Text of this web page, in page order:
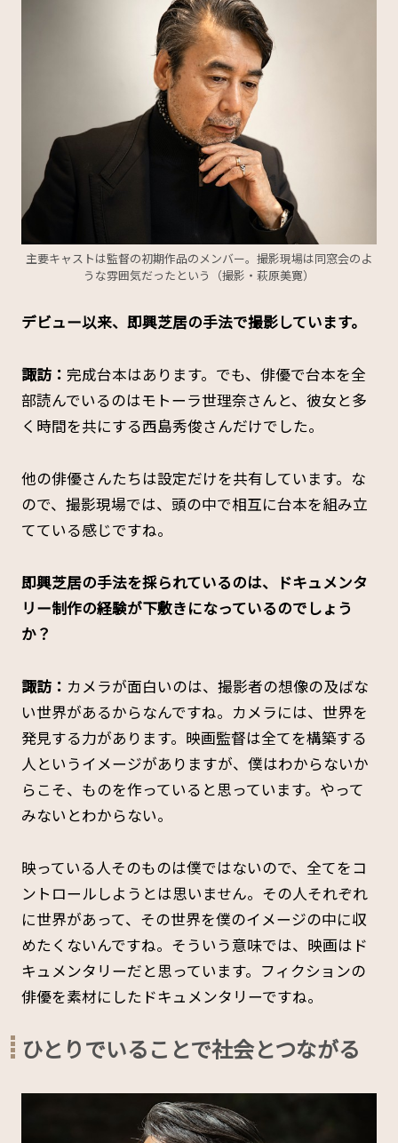
主要キャストは監督の初期作品のメンバー。撮影現場は同窓会のよ
うな雰囲気だったという（撮影・萩原美寛）
――デビュー以来、即興芝居の手法で撮影しています。
諏訪： 完成台本はあります。でも、俳優で台本を全
部読んでいるのはモトーラ世理奈さんと、彼女と多
く時間を共にする西島秀俊さんだけでした。
他の俳優さんたちは設定だけを共有しています。な
ので、撮影現場では、頭の中で相互に台本を組み立
てている感じですね。
――即興芝居の手法を採られているのは、ドキュメンタ
リー制作の経験が下敷きになっているのでしょう
か？
諏訪： カメラが面白いのは、撮影者の想像の及ばな
い世界があるからなんですね。カメラには、世界を
発見する力があります。映画監督は全てを構築する
人というイメージがありますが、僕はわからないか
らこそ、ものを作っていると思っています。やって
みないとわからない。
映っている人そのものは僕ではないので、全てをコ
ントロールしようとは思いません。その人それぞれ
に世界があって、その世界を僕のイメージの中に収
めたくないんですね。そういう意味では、映画はド
キュメンタリーだと思っています。フィクションの
俳優を素材にしたドキュメンタリーですね。
ひとりでいることで社会とつながる